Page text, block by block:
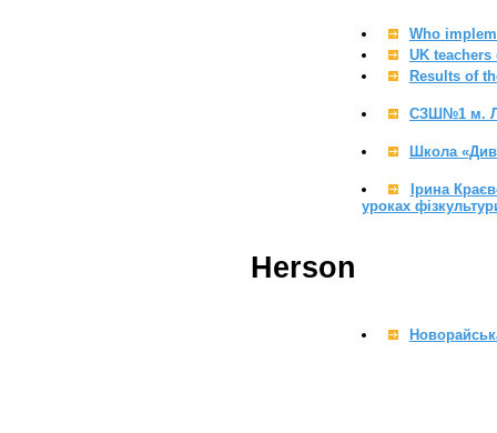
Who
UK
Results of
СЗШ№1 м.
Школа
Ірина
уроках
Herson